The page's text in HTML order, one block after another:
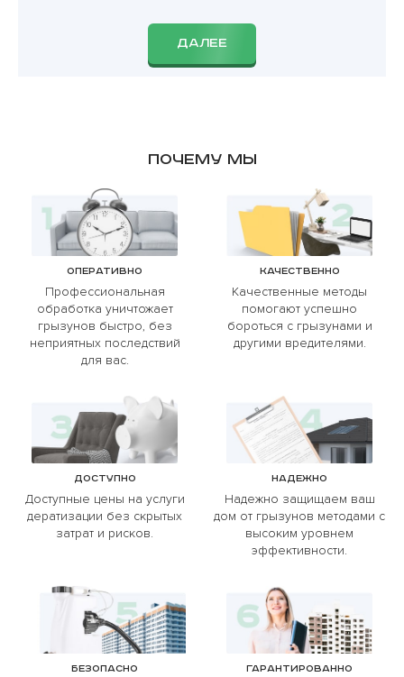
ДАЛЕЕ
Почему мы
Оперативно
Профессиональная
обработка уничтожает
грызунов быстро, без
неприятных последствий
для вас.
Качественно
Качественные методы
помогают успешно
бороться с грызунами и
другими вредителями.
Доступно
Доступные цены на услуги
дератизации без скрытых
затрат и рисков.
Надежно
Надежно защищаем ваш
дом от грызунов методами с
высоким уровнем
эффективности.
Безопасно Гарантированно